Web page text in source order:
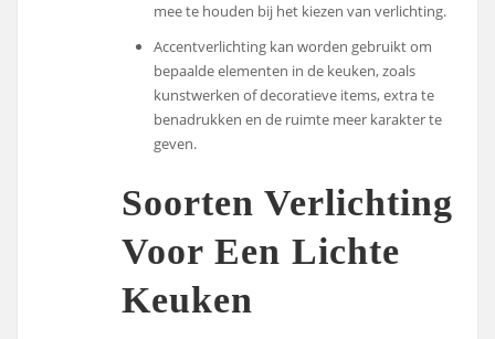
mee te houden bij het kiezen van verlichting.
Accentverlichting kan worden gebruikt om
bepaalde elementen in de keuken, zoals
kunstwerken of decoratieve items, extra te
benadrukken en de ruimte meer karakter te
geven.
Soorten Verlichting
Voor Een Lichte
Keuken